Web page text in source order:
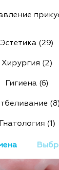
Эстетика (29)
Хирургия (2)
Гигиена (6)
(8)
Гнатология (1)